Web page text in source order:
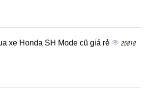
xe Honda SH Mode cũ giá rẻ 25818